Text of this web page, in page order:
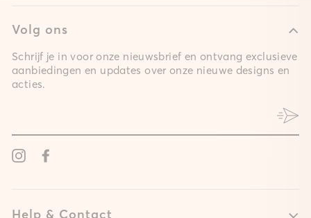
Help & Contact
Volg ons
Schrijf je in voor onze nieuwsbrief en ontvang exclusieve
aanbiedingen en updates over onze nieuwe designs en
acties.
Instagram